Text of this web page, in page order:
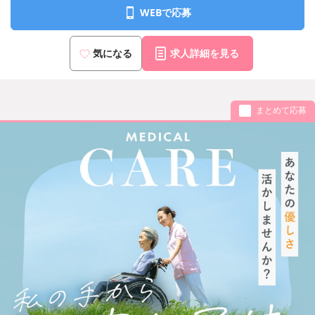
WEBで応募
気になる 求人詳細を見る
まとめて応募